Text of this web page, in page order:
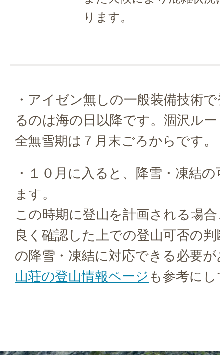
ります。
・アイゼン無しの一般装備技術
るのは海の日以降です。涸沢ル
全無雪期は７月末ごろからです。
・１０月に入ると、降雪・凍結
ます。
この時期に登山を計画される場
良く確認した上での登山可否の
の降雪・凍結に対応できる必要
山荘の登山情報ページ も参考に